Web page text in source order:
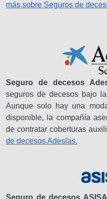
más sobre Seguros de
Seguro de decesos
seguros de decesos bajo
Aunque solo hay una
disponible, la compañía
de contratar coberturas
de decesos Adeslas.
Seguro de decesos